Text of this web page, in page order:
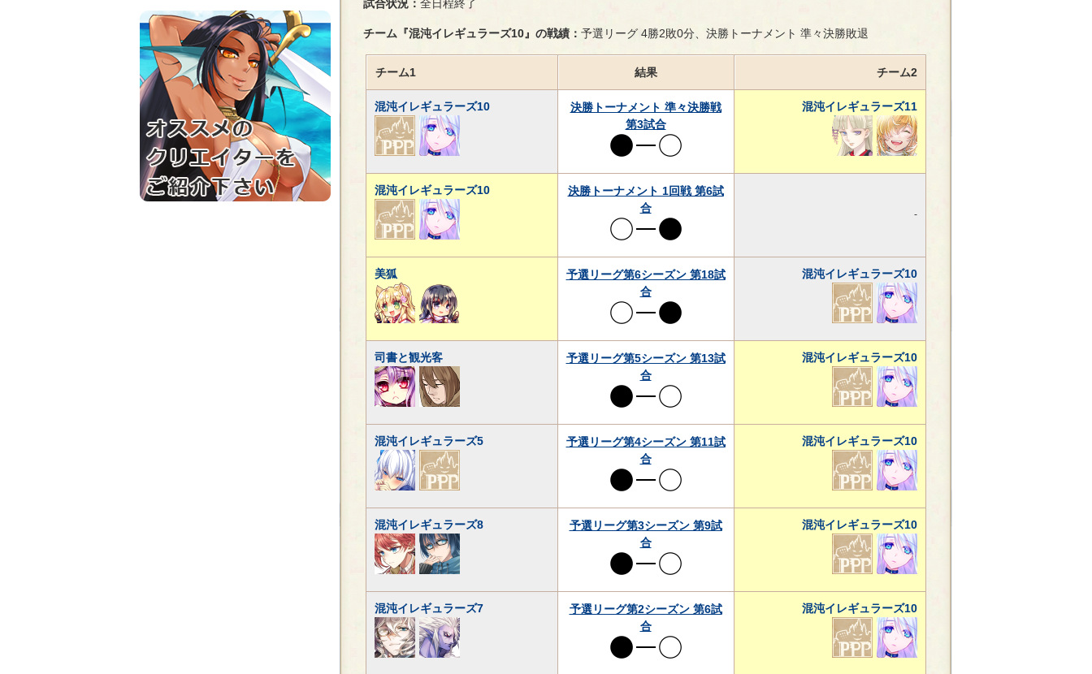
試合状況： 全日程終了
チーム『混沌イレギュラーズ10』の戦績： 予選リーグ 4勝2敗0分、決勝トーナメント 準々決勝敗退
チーム1 結果 チーム2
混沌イレギュラーズ10
決勝トーナメント 準々決勝戦
第3試合
混沌イレギュラーズ11
混沌イレギュラーズ10
決勝トーナメント 1回戦 第6試
合
-
美狐
予選リーグ第6シーズン 第18試
合
混沌イレギュラーズ10
司書と観光客
予選リーグ第5シーズン 第13試
合
混沌イレギュラーズ10
混沌イレギュラーズ5
予選リーグ第4シーズン 第11試
合
混沌イレギュラーズ10
混沌イレギュラーズ8
予選リーグ第3シーズン 第9試
合
混沌イレギュラーズ10
混沌イレギュラーズ7
予選リーグ第2シーズン 第6試
合
混沌イレギュラーズ10